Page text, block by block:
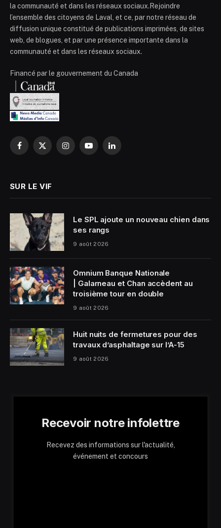
la communauté et dans les réseaux sociaux.Rejoindre
l’ensemble des citoyens de Laval, et ce, par notre réseau de
diffusion unique constitué de publications imprimées, de sites
web, de blogues, et par une présence importante dans la
communauté et dans les réseaux sociaux.
Financé par le gouvernement du Canada
Facebook
X
InstagramYouTubeLinkedIn
SUR LE VIF
Le SPL ajoute un nouveau chien dans
ses rangs
9 août 2026
Omnium Banque Nationale
| Galarneau et Chan accèdent au
troisième tour en double
9 août 2026
Huit nuits de fermetures pour des
travaux d’asphaltage sur l’A-15
9 août 2026
Recevoir notre infolettre
Recevez des informations sur l'actualité,
événement et concours